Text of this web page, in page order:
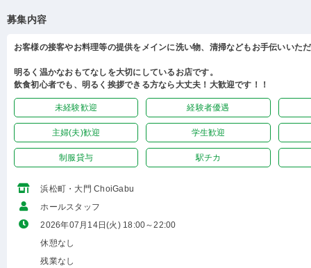
募集内容
お客様の接客やお料理等の提供をメインに洗い物、清掃などもお手伝いいた
明るく温かなおもてなしを大切にしているお店です。
飲食初心者でも、明るく挨拶できる方なら大丈夫！大歓迎です！！
未経験歓迎 経験者優遇
主婦(夫)歓迎 学生歓迎
制服貸与 駅チカ
浜松町・大門 ChoiGabu
ホールスタッフ
2026年07月14日(火) 18:00～22:00
休憩なし
残業なし